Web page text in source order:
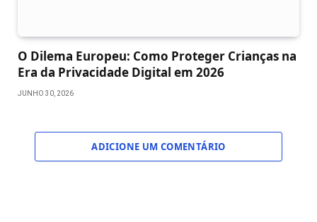
O Dilema Europeu: Como Proteger Crianças na
Era da Privacidade Digital em 2026
JUNHO 30, 2026
ADICIONE UM COMENTÁRIO